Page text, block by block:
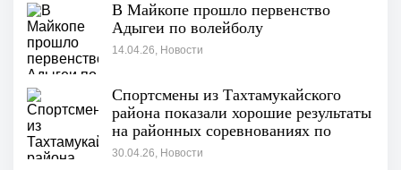
В Майкопе прошло первенство
Адыгеи по волейболу
14.04.26, Новости
Спортсмены из Тахтамукайского
района показали хорошие результаты
на районных соревнованиях по
самбо среди юношей
30.04.26, Новости